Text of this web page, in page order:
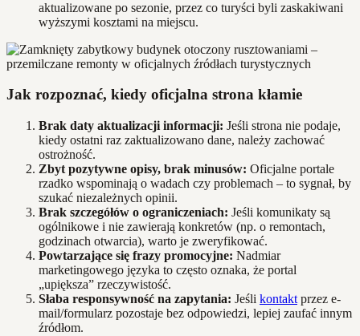
aktualizowane po sezonie, przez co turyści byli zaskakiwani
wyższymi kosztami na miejscu.
Jak rozpoznać, kiedy oficjalna strona kłamie
Brak daty aktualizacji informacji: Jeśli strona nie podaje,
kiedy ostatni raz zaktualizowano dane, należy zachować
ostrożność.
Zbyt pozytywne opisy, brak minusów: Oficjalne portale
rzadko wspominają o wadach czy problemach – to sygnał, by
szukać niezależnych opinii.
Brak szczegółów o ograniczeniach: Jeśli komunikaty są
ogólnikowe i nie zawierają konkretów (np. o remontach,
godzinach otwarcia), warto je zweryfikować.
Powtarzające się frazy promocyjne: Nadmiar
marketingowego języka to często oznaka, że portal
„upiększa” rzeczywistość.
Słaba responsywność na zapytania: Jeśli kontakt przez e-
mail/formularz pozostaje bez odpowiedzi, lepiej zaufać innym
źródłom.